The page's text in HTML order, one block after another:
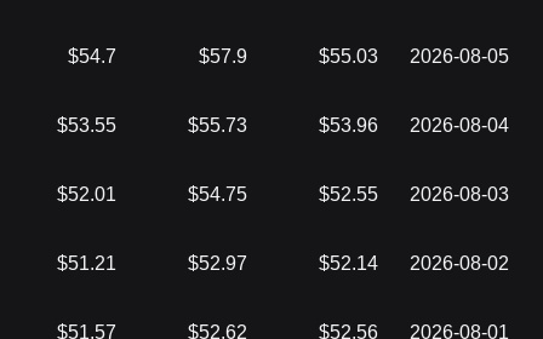
2026-08-05
$55.03
$57.9
$54.7
2026-08-04
$53.96
$55.73
$53.55
2026-08-03
$52.55
$54.75
$52.01
2026-08-02
$52.14
$52.97
$51.21
2026-08-01
$52.56
$52.62
$51.57